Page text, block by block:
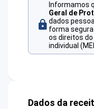
Informamos
Geral de
dados
forma
os direitos
individual
Dados da